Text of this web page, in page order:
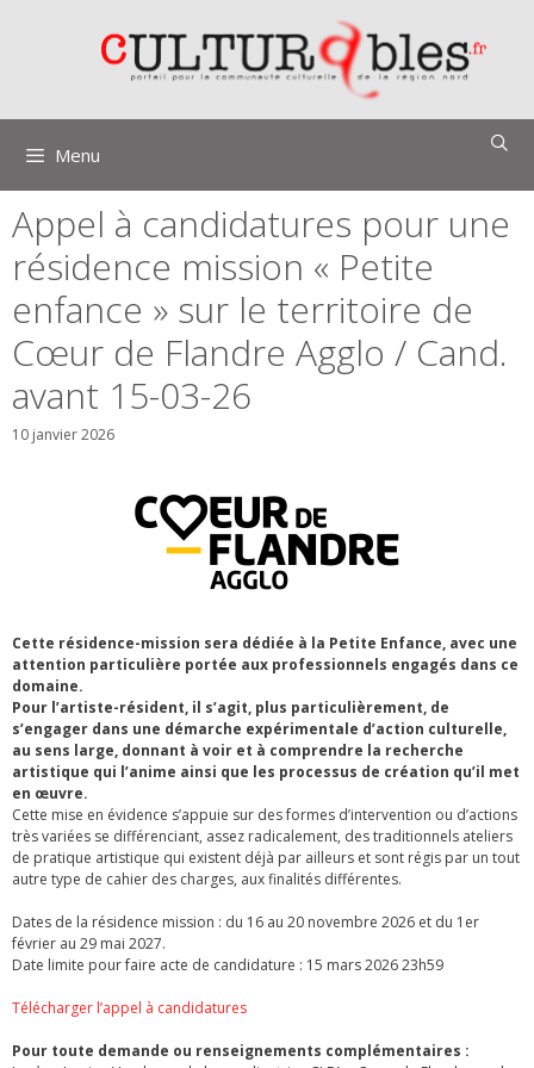
Menu
Appel à candidatures pour une
résidence mission « Petite
enfance » sur le territoire de
Cœur de Flandre Agglo / Cand.
avant 15-03-26
10 janvier 2026
Cette résidence-mission sera dédiée à la Petite Enfance, avec une
attention particulière portée aux professionnels engagés dans ce
domaine.
Pour l’artiste-résident, il s’agit, plus particulièrement, de
s’engager dans une démarche expérimentale d’action culturelle,
au sens large, donnant à voir et à comprendre la recherche
artistique qui l’anime ainsi que les processus de création qu’il met
en œuvre.
Cette mise en évidence s’appuie sur des formes d’intervention ou d’actions
très variées se différenciant, assez radicalement, des traditionnels ateliers
de pratique artistique qui existent déjà par ailleurs et sont régis par un tout
autre type de cahier des charges, aux finalités différentes.
Dates de la résidence mission : du 16 au 20 novembre 2026 et du 1er
février au 29 mai 2027.
Date limite pour faire acte de candidature : 15 mars 2026 23h59
Télécharger l’appel à candidatures
Pour toute demande ou renseignements complémentaires :